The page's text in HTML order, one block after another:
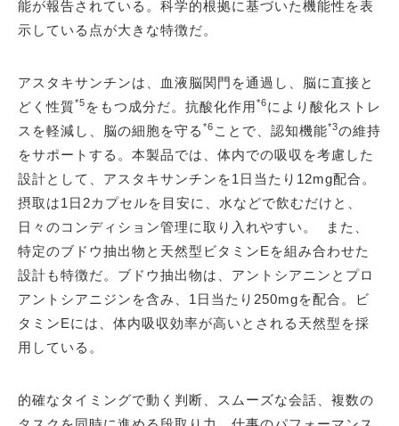
能が報告されている。科学的根拠に基づいた機能性を表
示している点が大きな特徴だ。
アスタキサンチンは、血液脳関門を通過し、脳に直接と
どく性質*5 をもつ成分だ。抗酸化作用*6により酸化ストレ
スを軽減し、脳の細胞を守る *6 ことで、認知機能*3の維持
をサポートする。本製品では、体内での吸収を考慮した
設計として、アスタキサンチンを1日当たり12mg配合。
摂取は1日2カプセルを目安に、水などで飲むだけと、
日々のコンディション管理に取り入れやすい。 また、
特定のブドウ抽出物と天然型ビタミンEを組み合わせた
設計も特徴だ。ブドウ抽出物は、アントシアニンとプロ
アントシアニジンを含み、1日当たり250mgを配合。ビ
タミンEには、体内吸収効率が高いとされる天然型を採
用している。
的確なタイミングで動く判断、スムーズな会話、複数の